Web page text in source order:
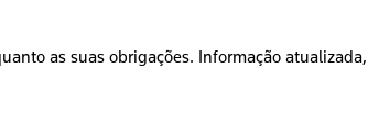
as suas obrigações. Informação